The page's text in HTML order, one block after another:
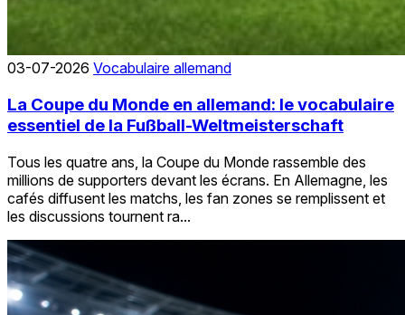
03-07-2026 Vocabulaire allemand
La Coupe du Monde en allemand: le vocabulaire
essentiel de la Fußball-Weltmeisterschaft
Tous les quatre ans, la Coupe du Monde rassemble des
millions de supporters devant les écrans. En Allemagne, les
cafés diffusent les matchs, les fan zones se remplissent et
les discussions tournent ra...